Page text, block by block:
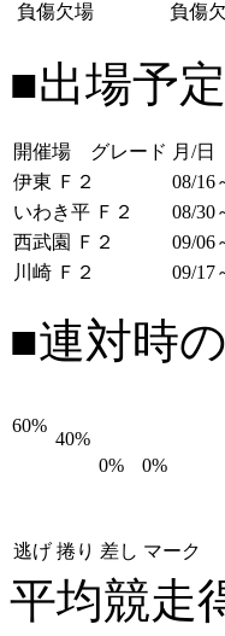
負傷欠場
負傷
■出場予定
開催場 グレード 月/日
伊東 Ｆ２
08/16
いわき平 Ｆ２
08/30
西武園 Ｆ２
09/06
川崎 Ｆ２
09/17
■連対時
60%
40%
0%
0%
逃げ 捲り 差し マーク
平均競